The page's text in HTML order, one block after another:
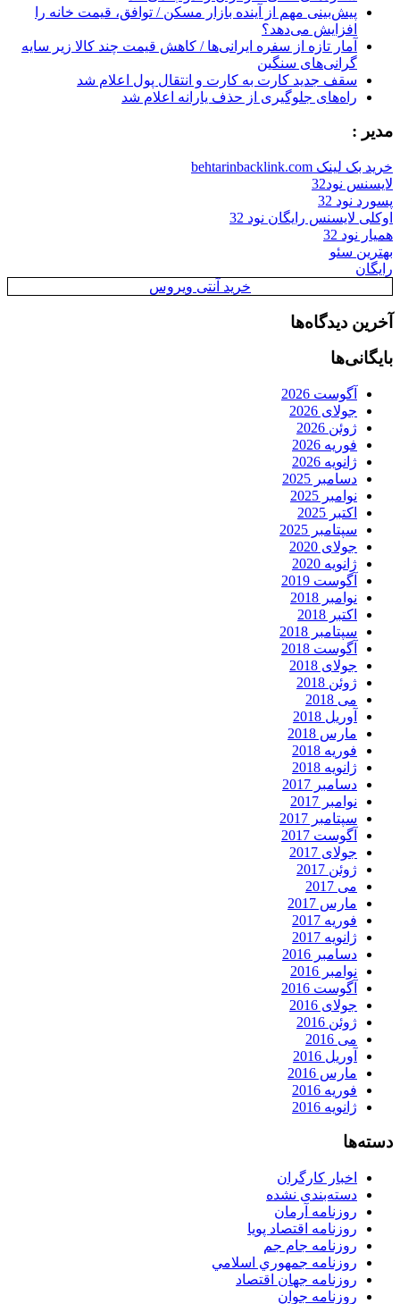
پیش‌بینی مهم از آینده بازار مسکن / توافق، قیمت خانه را
افزایش می‌دهد؟
آمار تازه از سفره ایرانی‌ها / کاهش قیمت چند کالا زیر سایه
گرانی‌های سنگین
سقف جدید کارت به کارت و انتقال پول اعلام شد
راه‌های جلوگیری از حذف یارانه اعلام شد
مدیر :
خرید بک لینک behtarinbacklink.com
لایسنس نود32
پسورد نود 32
اوکلی لایسنس رایگان نود 32
همیار نود 32
بهترین سئو
رایگان
خرید آنتی ویروس
آخرین دیدگاه‌ها
بایگانی‌ها
آگوست 2026
جولای 2026
ژوئن 2026
فوریه 2026
ژانویه 2026
دسامبر 2025
نوامبر 2025
اکتبر 2025
سپتامبر 2025
جولای 2020
ژانویه 2020
آگوست 2019
نوامبر 2018
اکتبر 2018
سپتامبر 2018
آگوست 2018
جولای 2018
ژوئن 2018
می 2018
آوریل 2018
مارس 2018
فوریه 2018
ژانویه 2018
دسامبر 2017
نوامبر 2017
سپتامبر 2017
آگوست 2017
جولای 2017
ژوئن 2017
می 2017
مارس 2017
فوریه 2017
ژانویه 2017
دسامبر 2016
نوامبر 2016
آگوست 2016
جولای 2016
ژوئن 2016
می 2016
آوریل 2016
مارس 2016
فوریه 2016
ژانویه 2016
دسته‌ها
اخبار کارگران
دسته‌بندی نشده
روزنامه آرمان
روزنامه اقتصاد پویا
روزنامه جام جم
روزنامه جمهوري اسلامي
روزنامه جهان اقتصاد
روزنامه جوان